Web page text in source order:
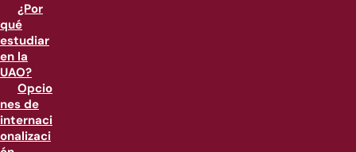
¿Por
qué
estudiar
en la
UAO?
Opcio
nes de
internaci
onalizaci